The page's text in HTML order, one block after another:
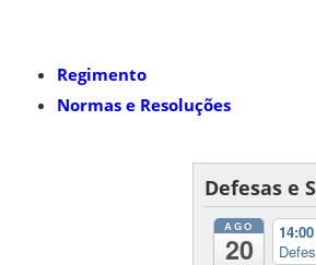
Regimento
Normas e Resoluções
Defesas e
AGO
20
14:00